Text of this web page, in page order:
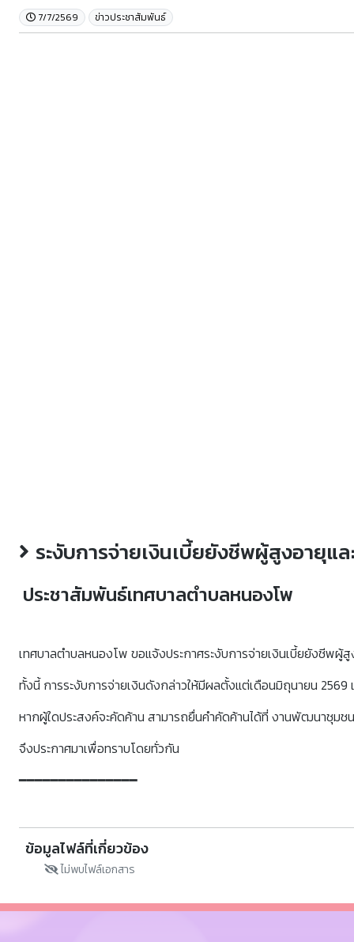
7/7/2569 ข่าวประชาสัมพันธ์
ระงับการจ่ายเงินเบี้ยยังชีพผู้สูงอายุ
ประชาสัมพันธ์เทศบาลตำบลหนองโพ
เทศบาลตำบลหนองโพ ขอแจ้งประกาศระงับการจ่ายเงินเบี้ยยังชีพ
ทั้งนี้ การระงับการจ่ายเงินดังกล่าวให้มีผลตั้งแต่เดือนมิถุนายน 2569
หากผู้ใดประสงค์จะคัดค้าน สามารถยื่นคำคัดค้านได้ที่ งานพัฒนาชุมช
จึงประกาศมาเพื่อทราบโดยทั่วกัน
━━━━━━━━━━━━━━━
ข้อมูลไฟล์ที่เกี่ยวข้อง
ไม่พบไฟล์เอกสาร